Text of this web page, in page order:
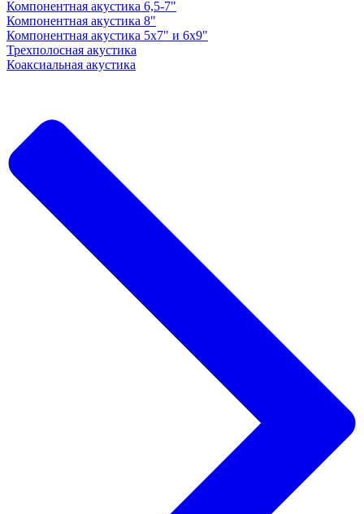
Компонентная акустика 6,5-7"
Компонентная акустика 8"
Компонентная акустика 5х7" и 6х9"
Трехполосная акустика
Коаксиальная акустика